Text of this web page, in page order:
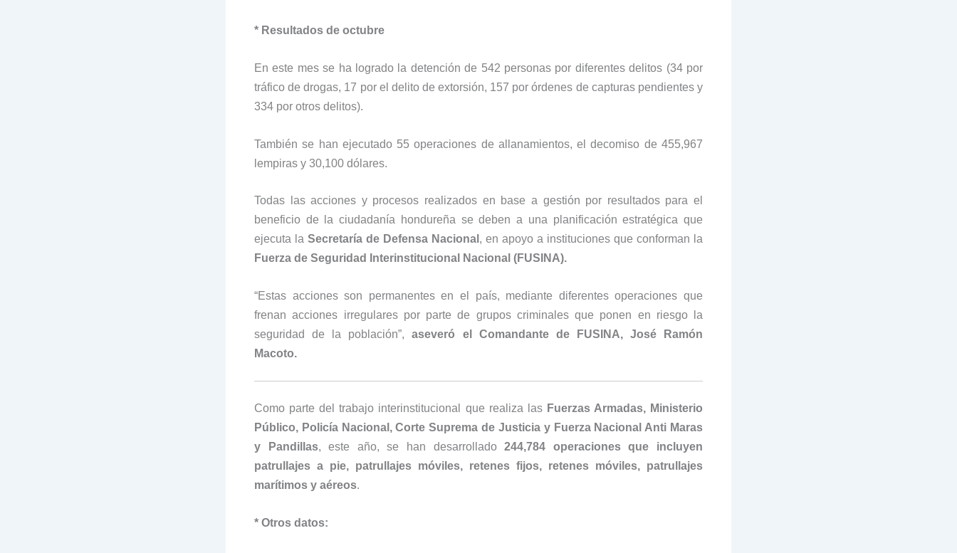
* Resultados de octubre
En este mes se ha logrado la detención de 542 personas por diferentes delitos (34 por
tráfico de drogas, 17 por el delito de extorsión, 157 por órdenes de capturas pendientes y
334 por otros delitos).
También se han ejecutado 55 operaciones de allanamientos, el decomiso de 455,967
lempiras y 30,100 dólares.
Todas las acciones y procesos realizados en base a gestión por resultados para el
beneficio de la ciudadanía hondureña se deben a una planificación estratégica que
ejecuta la Secretaría de Defensa Nacional , en apoyo a instituciones que conforman la
Fuerza de Seguridad Interinstitucional Nacional (FUSINA).
“Estas acciones son permanentes en el país, mediante diferentes operaciones que
frenan acciones irregulares por parte de grupos criminales que ponen en riesgo la
seguridad de la población”,aseveró el Comandante de FUSINA, José Ramón
Macoto.
Como parte del trabajo interinstitucional que realiza las Fuerzas Armadas, Ministerio
Público, Policía Nacional, Corte Suprema de Justicia y Fuerza Nacional Anti Maras
y Pandillas, este año, se han desarrollado244,784 operaciones que incluyen
patrullajes a pie, patrullajes móviles, retenes fijos, retenes móviles, patrullajes
marítimos y aéreos.
* Otros datos: